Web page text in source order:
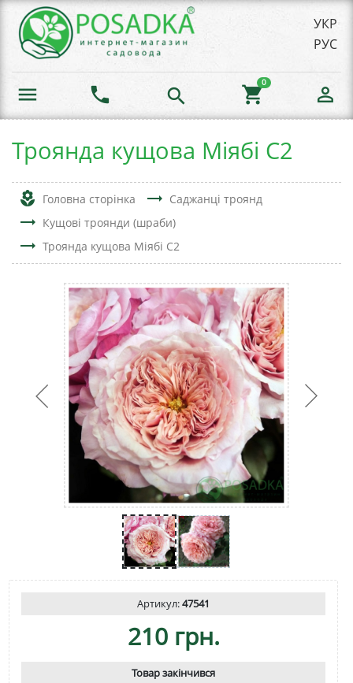
УКР
РУС
menu phone search shopping_cart
0
person_outline
Троянда кущова Міябі С2
local_florist Головна сторінка trending_flat Саджанці троянд
trending_flat Кущові троянди (шраби)
trending_flat Троянда кущова Міябі С2
Артикул:47541
210 грн.
Товар закінчився